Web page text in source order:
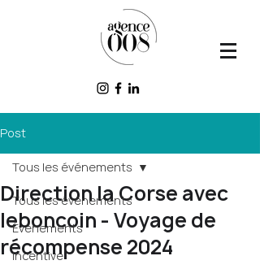
Post
Tous les événements
Événements
Incentive
Tous les événements
Direction la Corse avec
leboncoin - Voyage de
récompense 2024